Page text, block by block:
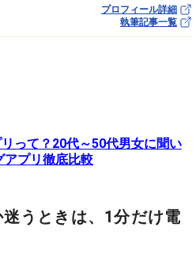
プロフィール詳細
執筆記事一覧
リって？20代～50代男女に聞い
アプリ徹底比較
うときは、1分だけ電